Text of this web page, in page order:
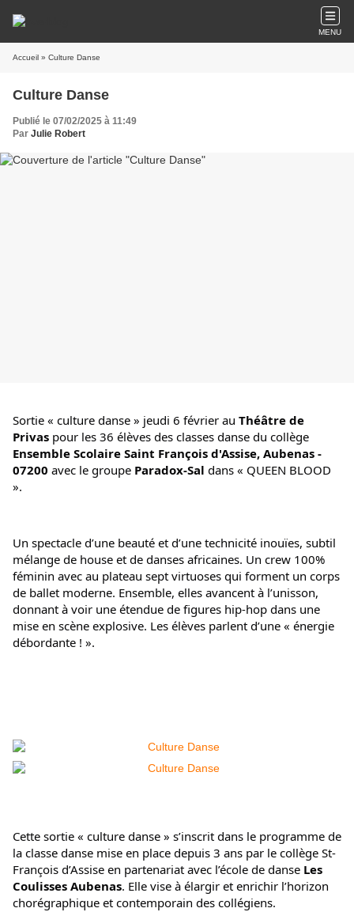
MENU
Accueil » Culture Danse
Culture Danse
Publié le 07/02/2025 à 11:49
Par Julie Robert
Sortie « culture danse » jeudi 6 février au Théâtre de
Privas
Ensemble Scolaire Saint François d'Assise, Aubenas -
07200 avec le groupe Paradox-Sal dans « QUEEN BLOOD
».
Un spectacle d’une beauté et d’une technicité inouïes, subtil
mélange de house et de danses africaines. Un crew 100%
féminin avec au plateau sept virtuoses qui forment un corps
de ballet moderne. Ensemble, elles avancent à l’unisson,
donnant à voir une étendue de figures hip-hop dans une
mise en scène explosive. Les élèves parlent d’une « énergie
débordante ! ».
Cette sortie « culture danse » s’inscrit dans le programme de
la classe danse mise en place depuis 3 ans par le collège St-
François d’Assise en partenariat avec l’école de danse Les
Coulisses Aubenas. Elle vise à élargir et enrichir l’horizon
chorégraphique et contemporain des collégiens.